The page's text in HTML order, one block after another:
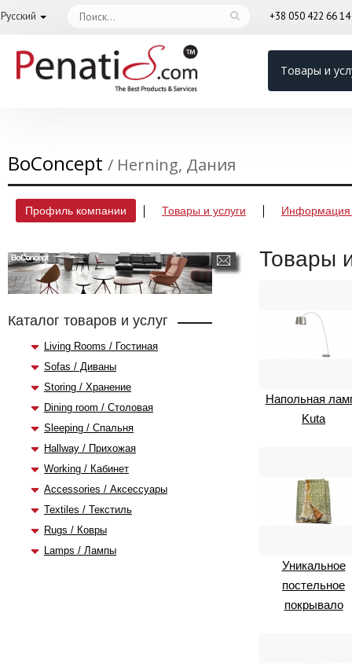
Русский +38 050 422 66 14
Товары и
BoConcept / Herning, Дания
Профиль компании Товары и услуги Информация
Каталог товаров и услуг
Living Rooms / Гостиная
Sofas / Диваны
Storing / Хранение
Dining room / Столовая
Sleeping / Спальня
Hallway / Прихожая
Working / Кабинет
Accessories / Аксессуары
Textiles / Текстиль
Rugs / Ковры
Lamps / Лампы
Товары
Напольная
Kuta
Уникальное
постельное
покрывало